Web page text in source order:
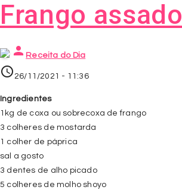
Frango assado
person Receita do Dia
access_time 26/11/2021 - 11:36
Ingredientes
1kg de coxa ou sobrecoxa de frango
3 colheres de mostarda
1 colher de páprica
sal a gosto
3 dentes de alho picado
5 colheres de molho shoyo